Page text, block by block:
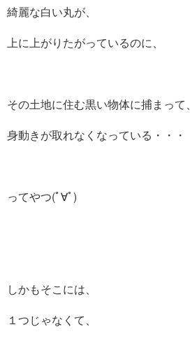
綺麗な白い丸が、
上に上がりたがっているのに、
その土地に住む黒い物体に捕まって、
身動きが取れなくなっている・・・
ってやつ(ﾟ∀ﾟ)
しかもそこには、
１つじゃなくて、